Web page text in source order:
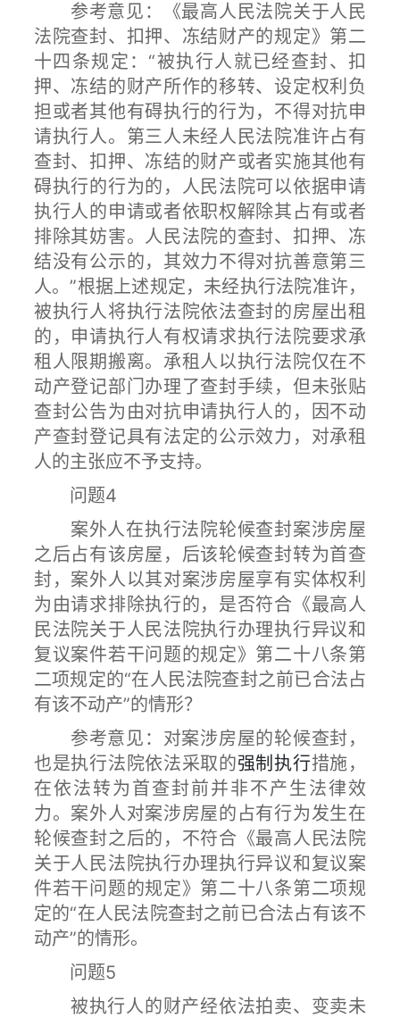
参考意见：《最高人民法院关于人民
法院查封、扣押、冻结财产的规定》第二
十四条规定：“被执行人就已经查封、扣
押、冻结的财产所作的移转、设定权利负
担或者其他有碍执行的行为，不得对抗申
请执行人。第三人未经人民法院准许占有
查封、扣押、冻结的财产或者实施其他有
碍执行的行为的，人民法院可以依据申请
执行人的申请或者依职权解除其占有或者
排除其妨害。人民法院的查封、扣押、冻
结没有公示的，其效力不得对抗善意第三
人。”根据上述规定，未经执行法院准许，
被执行人将执行法院依法查封的房屋出租
的，申请执行人有权请求执行法院要求承
租人限期搬离。承租人以执行法院仅在不
动产登记部门办理了查封手续，但未张贴
查封公告为由对抗申请执行人的，因不动
产查封登记具有法定的公示效力，对承租
人的主张应不予支持。
问题4
案外人在执行法院轮候查封案涉房屋
之后占有该房屋，后该轮候查封转为首查
封，案外人以其对案涉房屋享有实体权利
为由请求排除执行的，是否符合《最高人
民法院关于人民法院执行办理执行异议和
复议案件若干问题的规定》第二十八条第
二项规定的“在人民法院查封之前已合法占
有该不动产”的情形？
参考意见：对案涉房屋的轮候查封，
也是执行法院依法采取的强制执行措施，
在依法转为首查封前并非不产生法律效
力。案外人对案涉房屋的占有行为发生在
轮候查封之后的，不符合《最高人民法院
关于人民法院执行办理执行异议和复议案
件若干问题的规定》第二十八条第二项规
定的“在人民法院查封之前已合法占有该不
动产”的情形。
问题5
被执行人的财产经依法拍卖、变卖未